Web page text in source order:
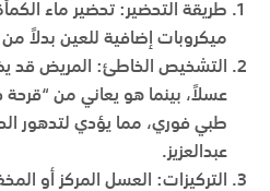
طريقة التحضير : تحضير ماء
ميكروبات إضافية للعين بدلاً من
التشخيص الخاطئ: المريض قد
عسلاً، بينما هو يعاني من “قرحة
طبي فوري، مما يؤدي لتدهور
عبدالعزيز.
التركيزات: العسل المركز أو